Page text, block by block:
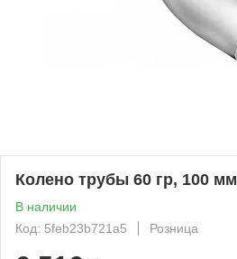
Колено трубы 60 гр, 100 мм
В наличии
Код: 5feb23b721a5
Розница